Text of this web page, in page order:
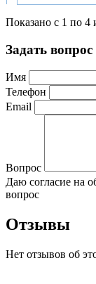
Показано с 1 по 4
Задать вопрос
Имя
Телефон
Email
Вопрос
Даю согласие на
вопрос
Отзывы
Нет отзывов об